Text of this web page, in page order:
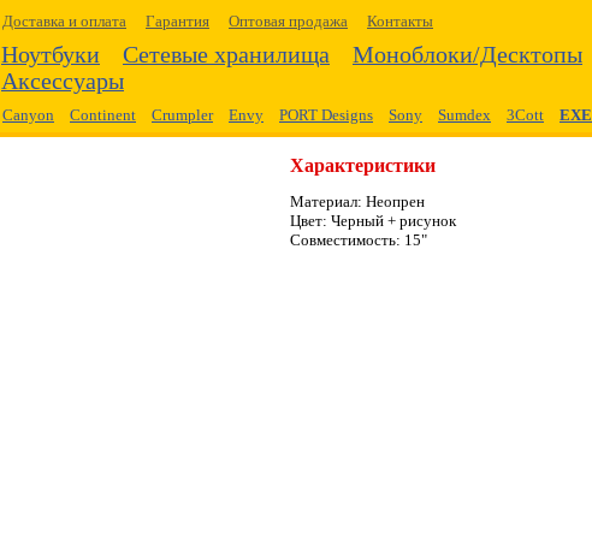
Доставка и оплата Гарантия Оптовая продажа Контакты
Ноутбуки Сетевые хранилища Моноблоки/Десктопы
Аксессуары
Canyon Continent Сrumpler Envy PORT Designs Sony Sumdex 3Cott EXE
Характеристики
Материал: Неопрен
Цвет: Черный + рисунок
Совместимость: 15"